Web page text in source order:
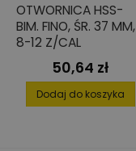
OTWORNICA HSS-
BIM. FINO, ŚR. 37 MM,
8-12 Z/CAL
Cena
50,64 zł
Dodaj do koszyka